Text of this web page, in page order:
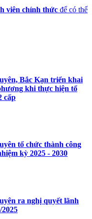
viên chính thức để có thể
Bắc Kạn triển khai
khi thực hiện tổ
cấp
tổ chức thành công
kỳ 2025 - 2030
ra nghị quyết lãnh